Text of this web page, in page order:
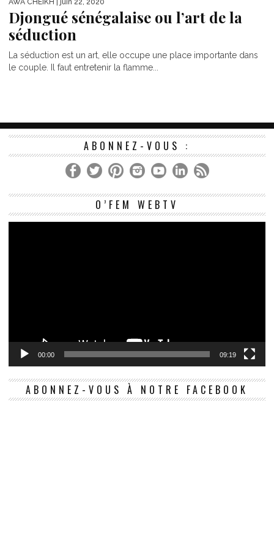
AWA CHEIKH | juin 22, 2020
Djongué sénégalaise ou l’art de la
séduction
La séduction est un art, elle occupe une place importante dans
le couple. Il faut entretenir la flamme...
ABONNEZ-VOUS :
O’FEM WEBTV
00:00 09:19
ABONNEZ-VOUS À NOTRE FACEBOOK